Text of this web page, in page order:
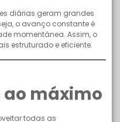
diárias geram grandes
o avanço constante é
momentânea. Assim, o
estruturado e eficiente.
máximo
todas as